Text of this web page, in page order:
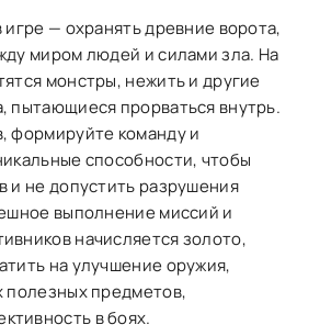
игре — охранять древние ворота,
миром людей и силами зла. На
монстры, нежить и другие
пытающиеся прорваться внутрь.
формируйте команду и
способности, чтобы
и не допустить разрушения
выполнение миссий и
начисляется золото,
на улучшение оружия,
полезных предметов,
в боях.